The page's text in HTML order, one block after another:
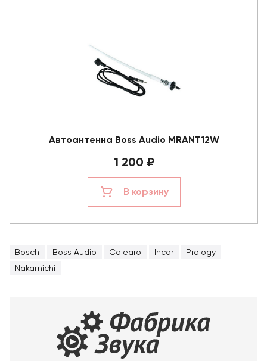
Автоантенна Boss Audio MRANT12W
1 200 ₽
В корзину
Bosch Boss Audio Calearo Incar
Prology
Nakamichi